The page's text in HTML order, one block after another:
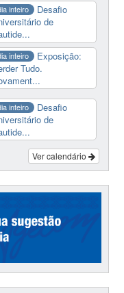
inteiro
Desafio
de
inteiro
Exposição:
Tudo.
inteiro
Desafio
de
Ver calendário